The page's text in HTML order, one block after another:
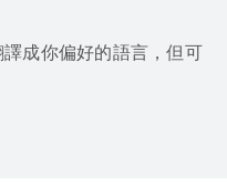
成你偏好的語言，但可